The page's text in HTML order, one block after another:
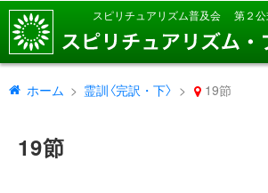
スピリチュアリズム普及会 第２
ホーム 霊訓〈完訳・下〉 19節
19節